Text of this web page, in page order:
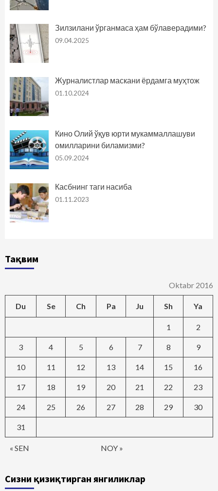
Зилзилани ўрганмаса ҳам бўлаверадими?
09.04.2025
Журналистлар маскани ёрдамга муҳтож
01.10.2024
Кино Олий ўқув юрти мукаммаллашуви
омилларини биламизми?
05.09.2024
Касбнинг таги насиба
01.11.2023
Тақвим
Oktabr 2016
Du Se Ch Pa Ju Sh Ya
« SEN NOY »
1 2
3 4 5 6 7 8 9
10 11 12 13 14 15 16
17 18 19 20 21 22 23
24 25 26 27 28 29 30
31
Сизни қизиқтирган янгиликлар